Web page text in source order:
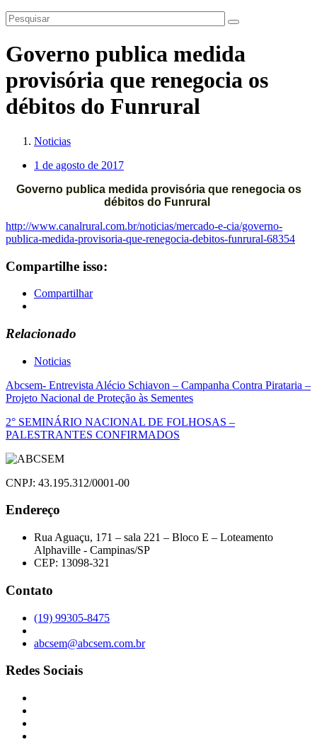
Governo publica medida
provisória que renegocia os
débitos do Funrural
Noticias
1 de agosto de 2017
Governo publica medida provisória que renegocia os
débitos do Funrural
http://www.canalrural.com.br/noticias/mercado-e-cia/governo-
publica-medida-provisoria-que-renegocia-debitos-funrural-68354
Compartilhe isso:
Compartilhar
Relacionado
Noticias
Navegação
de
Post
Abcsem- Entrevista Alécio Schiavon – Campanha Contra Pirataria –
Projeto Nacional de Proteção às Sementes
2° SEMINÁRIO NACIONAL DE FOLHOSAS –
PALESTRANTES CONFIRMADOS
CNPJ: 43.195.312/0001-00
Endereço
Rua Aguaçu, 171 – sala 221 – Bloco E – Loteamento
Alphaville - Campinas/SP
CEP: 13098-321
Contato
(19) 99305-8475
abcsem@abcsem.com.br
Redes Sociais